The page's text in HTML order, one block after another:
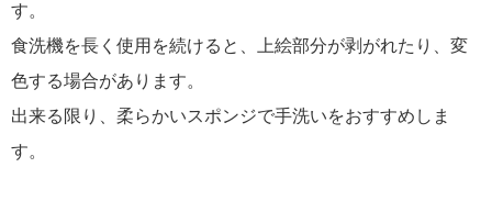
す。
食洗機を長く使用を続けると、上絵部分が剥がれたり、変
色する場合があります。
出来る限り、柔らかいスポンジで手洗いをおすすめしま
す。